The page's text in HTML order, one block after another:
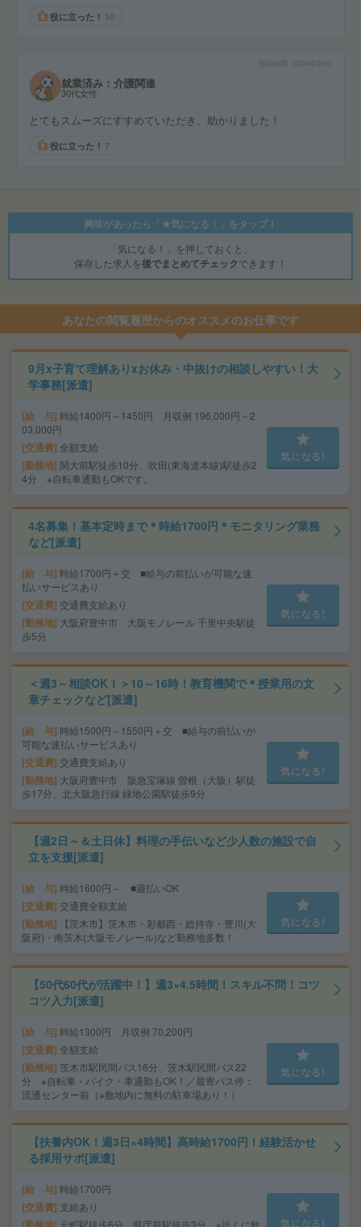
役に立った！ 10
2024年09月
就業済み：介護関連
30代女性
とてもスムーズにすすめていただき、助かりました！
役に立った！ 7
興味があったら「★気になる！」をタップ！
「気になる！」を押しておくと、
保存した求人を後でまとめてチェックできます！
あなたの閲覧履歴からのオススメのお仕事です
9月x子育て理解ありxお休み・中抜けの相談しやすい！大
学事務[派遣]
給 与 時給1400円～1450円 月収例 196,000円～2
03,000円
交通費 全額支給
勤務地 関大前駅徒歩10分、吹田(東海道本線)駅徒歩2
4分 ※自転車通勤もOKです。
気になる!
4名募集！基本定時まで＊時給1700円＊モニタリング業務
など[派遣]
給 与 時給1700円＋交 ■給与の前払いが可能な速
払いサービスあり
交通費 交通費支給あり
勤務地 大阪府豊中市 大阪モノレール 千里中央駅徒
歩5分
気になる!
＜週3～相談OK！＞10～16時！教育機関で＊授業用の文
章チェックなど[派遣]
給 与 時給1500円～1550円＋交 ■給与の前払いが
可能な速払いサービスあり
交通費 交通費支給あり
勤務地 大阪府豊中市 阪急宝塚線 曽根（大阪）駅徒
歩17分、北大阪急行線 緑地公園駅徒歩9分
気になる!
【週2日～＆土日休】料理の手伝いなど少人数の施設で自
立を支援[派遣]
給 与 時給1600円～ ■週払いOK
交通費 交通費全額支給
勤務地
【茨木市】茨木市・彩都西・総持寺・豊川(大
阪府)・南茨木(大阪モノレール)など勤務地多数！
気になる!
【50代60代が活躍中！】週3×4.5時間！スキル不問！コツ
コツ入力[派遣]
給 与 時給1300円 月収例 70,200円
交通費 全額支給
勤務地 茨木市駅民間バス16分、茨木駅民間バス22
分 ※自転車・バイク・車通勤もOK！／最寄バス停：
流通センター前（※敷地内に無料の駐車場あり！）
気になる!
【扶養内OK！週3日×4時間】高時給1700円！経験活かせ
る採用サポ[派遣]
給 与 時給1700円
交通費 支給あり
気になる!